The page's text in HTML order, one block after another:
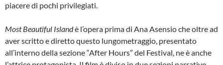
piacere di pochi privilegiati.
Most Beautiful Islandè l’opera prima di Ana Asensio che oltre ad
aver scritto e diretto questo lungometraggio, presentato
all’interno della sezione “After Hours” del Festival, ne è anche